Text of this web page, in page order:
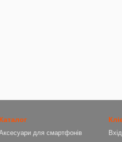
Каталог
для смартфонів